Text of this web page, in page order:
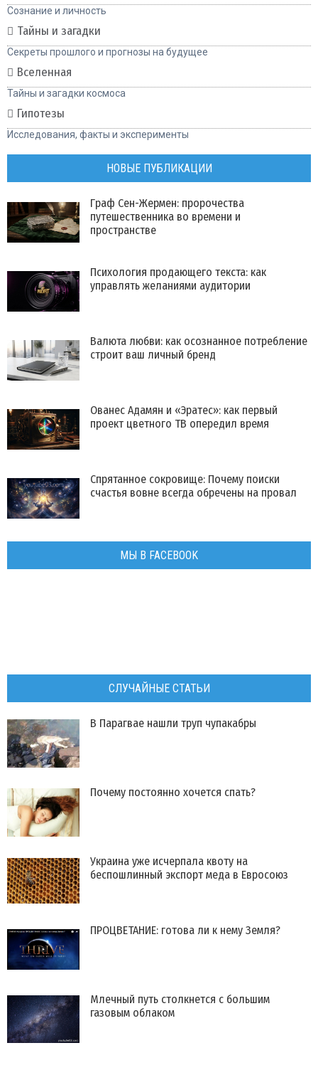
Сознание и личность
Тайны и загадки
Секреты прошлого и прогнозы на будущее
Вселенная
Тайны и загадки космоса
Гипотезы
Исследования, факты и эксперименты
НОВЫЕ ПУБЛИКАЦИИ
Граф Сен-Жермен: пророчества
путешественника во времени и
пространстве
Психология продающего текста: как
управлять желаниями аудитории
Валюта любви: как осознанное потребление
строит ваш личный бренд
Ованес Адамян и «Эратес»: как первый
проект цветного ТВ опередил время
Спрятанное сокровище: Почему поиски
счастья вовне всегда обречены на провал
МЫ В FACEBOOK
СЛУЧАЙНЫЕ СТАТЬИ
В Парагвае нашли труп чупакабры
Почему постоянно хочется спать?
Украина уже исчерпала квоту на
беспошлинный экспорт меда в Евросоюз
ПРОЦВЕТАНИЕ: готова ли к нему Земля?
​Млечный путь столкнется с большим
газовым облаком